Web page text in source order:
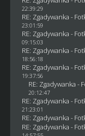
22:39:29
RE: Zgadywanka -
23:01:59
RE: Zgadywanka -
09:15:03
RE: Zgadywanka -
18:56:18
RE: Zgadywanka -
19:37:56
RE: Zgadywanka -
20:12:47
RE: Zgadywanka -
21:23:01
RE: Zgadywanka -
RE: Zgadywanka -